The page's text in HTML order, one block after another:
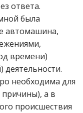
ответа.
была
автомашина,
времени)
деятельности.
необходима для
причины), а в
происшествия